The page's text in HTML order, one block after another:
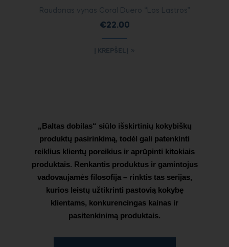
Raudonas vynas Coral Duero “Los Lastros”
€22.00
Į KREPŠELĮ
„Baltas dobilas“ siūlo išskirtinių kokybiškų
produktų pasirinkimą, todėl gali patenkinti
reiklius klientų poreikius ir aprūpinti kitokiais
produktais. Renkantis produktus ir gamintojus
vadovaujamės filosofija – rinktis tas serijas,
kurios leistų užtikrinti pastovią kokybę
klientams, konkurencingas kainas ir
pasitenkinimą produktais.